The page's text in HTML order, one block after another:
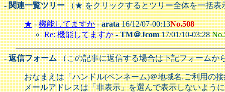
- 関連一覧ツリー（★ をクリックするとツリー全体を一括表
★-機能してますか-arata16/12/07-00:13No.508
Re: 機能してますか-TM＠Jcom17/01/10-03:28
- 返信フォーム（この記事に返信する場合は下記フォームか
おなまえは「ハンドル(ペンネーム)＠地域名.ご利用の
メールアドレスは「非表示」を選んで表示しないよう